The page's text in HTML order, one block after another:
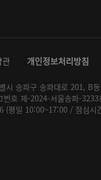
관 개인정보처리방침
시 송파구 송파대로 201, B
호 제-2024-서울송파-3233
일 10:00~17:00 / 점심시